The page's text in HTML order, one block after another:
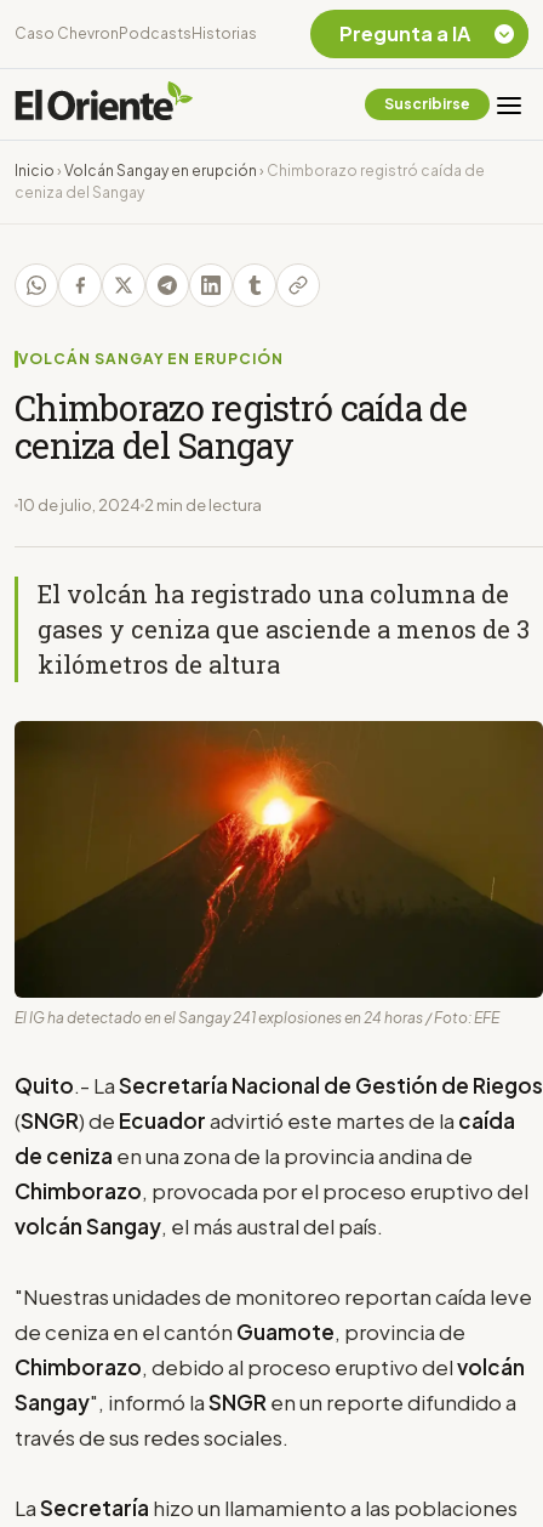
Caso Chevron Podcasts Historias
Suscribirse
Inicio › Volcán Sangay en erupción › Chimborazo registró caída de
ceniza del Sangay
VOLCÁN SANGAY EN ERUPCIÓN
Chimborazo registró caída de
ceniza del Sangay
10 de julio, 2024 2 min de lectura
El volcán ha registrado una columna de
gases y ceniza que asciende a menos de 3
kilómetros de altura
El IG ha detectado en el Sangay 241 explosiones en 24 horas / Foto: EFE
Quito.- LaSecretaría Nacional de Gestión de Riegos
(SNGR) de Ecuadoradvirtió este martes de la caída
de ceniza en una zona de la provincia andina de
Chimborazo, provocada por el proceso eruptivo del
volcán Sangay, el más austral del país.
"Nuestras unidades de monitoreo reportan caída leve
de ceniza en el cantón Guamote, provincia de
Chimborazo, debido al proceso eruptivo delvolcán
Sangay", informó laSNGR en un reporte difundido a
través de sus redes sociales.
LaSecretaría hizo un llamamiento a las poblaciones
Pregunta a IA
Chevron Ecuador